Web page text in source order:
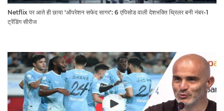
Netflix पर आते ही छाया 'ऑपरेशन सफेद सागर': 6 एपिसोड वाली देशभक्ति थ्रिलर बनी नंबर-1
ट्रेंडिंग सीरीज